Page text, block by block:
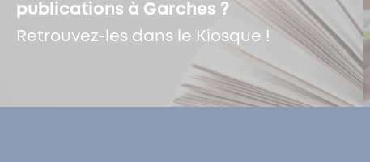
publications à Garches ?
Retrouvez-les dans le Kiosque !